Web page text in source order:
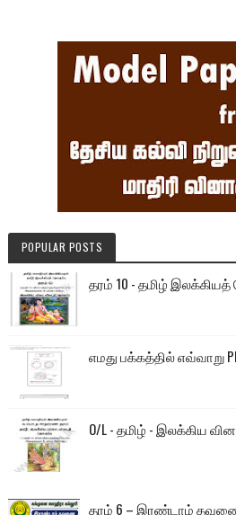
POPULAR POSTS
தரம் 10 - தமிழ்
எமது பக்கத்தில் எவ்வாறு
O/L - தமிழ் - இலக்கிய
தரம் 6 – இரண்டாம்